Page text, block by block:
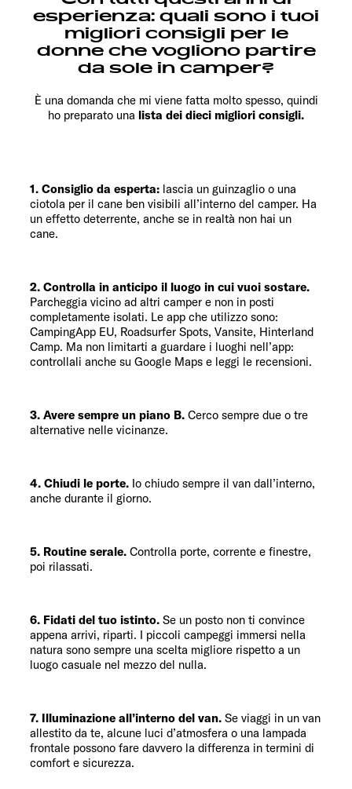
esperienza: quali sono i tuoi
migliori consigli per le
donne che vogliono partire
da sole in camper?
È una domanda che mi viene fatta molto spesso, quindi
ho preparato una lista dei dieci migliori consigli.
1. Consiglio da esperta: lascia un guinzaglio o una
ciotola per il cane ben visibili all’interno del camper. Ha
un effetto deterrente, anche se in realtà non hai un
cane.
2. Controlla in anticipo il luogo in cui vuoi sostare.
Parcheggia vicino ad altri camper e non in posti
completamente isolati. Le app che utilizzo sono:
CampingApp EU, Roadsurfer Spots, Vansite, Hinterland
Camp. Ma non limitarti a guardare i luoghi nell’app:
controllali anche su Google Maps e leggi le recensioni.
3. Avere sempre un piano B. Cerco sempre due o tre
alternative nelle vicinanze.
4. Chiudi le porte. Io chiudo sempre il van dall’interno,
anche durante il giorno.
5. Routine serale. Controlla porte, corrente e finestre,
poi rilassati.
6. Fidati del tuo istinto. Se un posto non ti convince
appena arrivi, riparti. I piccoli campeggi immersi nella
natura sono sempre una scelta migliore rispetto a un
luogo casuale nel mezzo del nulla.
7. Illuminazione all’interno del van. Se viaggi in un van
allestito da te, alcune luci d’atmosfera o una lampada
frontale possono fare davvero la differenza in termini di
comfort e sicurezza.